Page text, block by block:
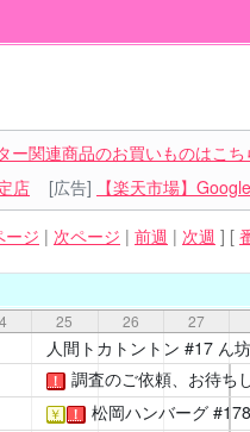
ー関連商品のお買いものはこち
店 [広告] 【楽天市場】
ージ | 次ページ | 前週 | 次週 ] [
25 26 27
人間トカトントン #17 ん坊
！ 調査のご依頼、お待ち
￥ ！ 松岡ハンバーグ#178